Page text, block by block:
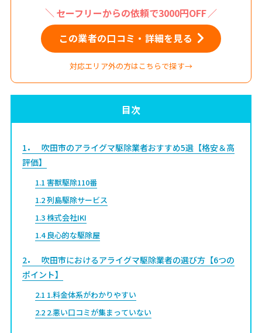
セーフリーからの依頼で3000円OFF
この業者の口コミ・詳細を見る
対応エリア外の方はこちらで探す→
目次
1
吹田市のアライグマ駆除業者おすすめ5選【格安＆高
評価】
1.1 害獣駆除110番
1.2列島駆除サービス
1.3株式会社IKI
1.4良心的な駆除屋
2
吹田市におけるアライグマ駆除業者の選び方【6つの
ポイント】
2.1 1.料金体系がわかりやすい
2.22.悪い口コミが集まっていない